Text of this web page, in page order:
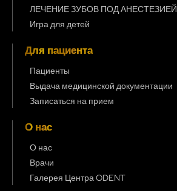
ЛЕЧЕНИЕ ЗУБОВ ПОД АНЕСТЕЗИЕЙ
Игра для детей
Для пациента
Пациенты
Выдача медицинской документации
Записаться на прием
О нас
О нас
Врачи
Галерея Центра ODENT